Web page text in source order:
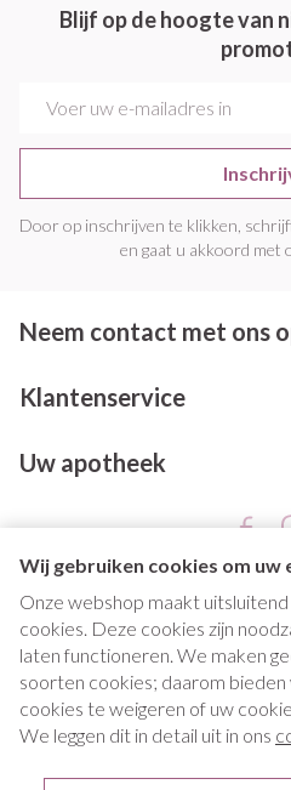
Wij gebruiken cookies om uw
Onze webshop maakt
cookies. Deze cookies zijn
laten functioneren. We maken
soorten cookies; daarom bieden
cookies te weigeren of uw
We leggen dit in detail uit in ons
Blijf op de hoogte van
Door op inschrijven te klikken,
en gaat u akkoord met
Neem contact met ons
Klantenservice
Uw apotheek
Juridische links